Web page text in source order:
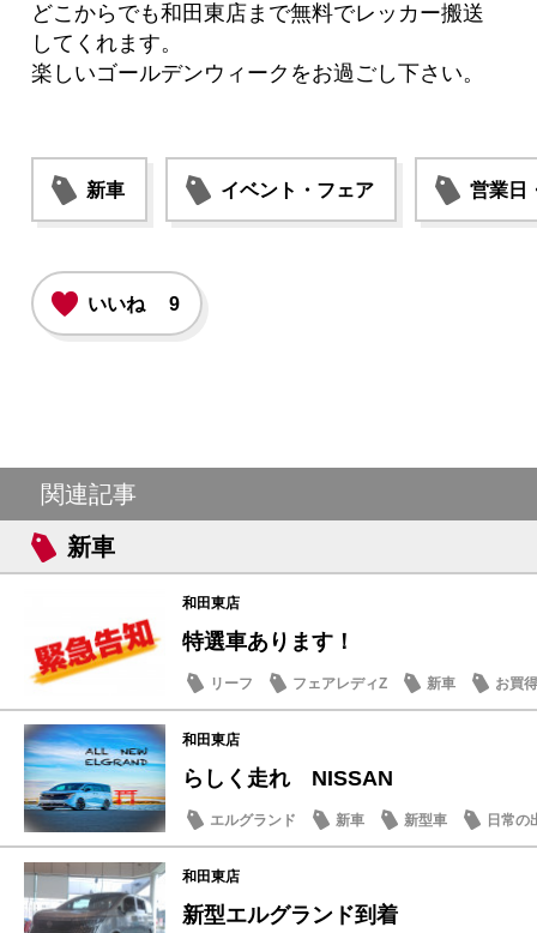
どこからでも和田東店まで無料でレッカー搬送
してくれます。
楽しいゴールデンウィークをお過ごし下さい。
新車 イベント・フェア 営業日
いいね 9
関連記事
新車
和田東店
特選車あります！
リーフ フェアレディZ 新車 お買
和田東店
らしく走れ NISSAN
エルグランド 新車 新型車 日常の
和田東店
新型エルグランド到着